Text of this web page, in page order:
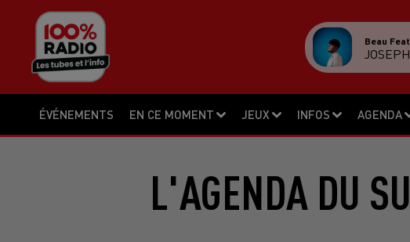
ÉVÉNEMENTS EN CE MOMENT JEUX INFOS AGENDA
Beau
L'AGENDA DU